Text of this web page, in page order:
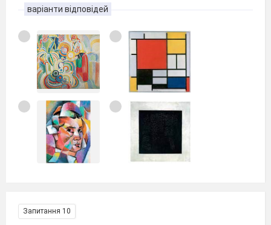
варіанти відповідей
Запитання 10